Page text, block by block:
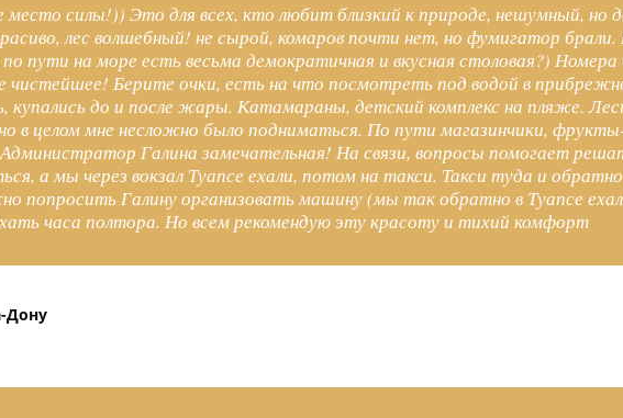
место силы!)) Это для всех, кто любит близкий к природе, нешумный,
лес волшебный! не сырой, комаров почти нет, но фумигатор
по пути на море есть весьма демократичная и вкусная столовая?)
чистейшее! Берите очки, есть на что посмотреть под водой в
купались до и после жары. Катамараны, детский комплекс на пляже.
в целом мне несложно было подниматься. По пути магазинчики,
Галина замечательная! На связи, вопросы помогает
а мы через вокзал Туапсе ехали, потом на такси. Такси туда и
попросить Галину организовать машину (мы так обратно в Туапсе
часа полтора. Но всем рекомендую эту красоту и тихий комфорт
Дону